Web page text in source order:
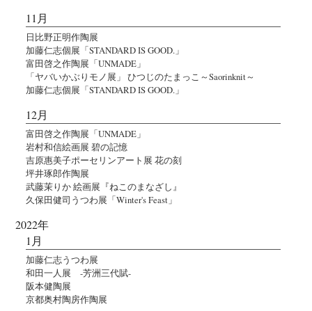
11月
日比野正明作陶展
加藤仁志個展「STANDARD IS GOOD.」
富田啓之作陶展「UNMADE」
「ヤバいかぶりモノ展」 ひつじのたまっこ～Saorinknit～
加藤仁志個展「STANDARD IS GOOD.」
12月
富田啓之作陶展「UNMADE」
岩村和信絵画展 碧の記憶
吉原惠美子ポーセリンアート展 花の刻
坪井琢郎作陶展
武藤茉りか 絵画展『ねこのまなざし』
久保田健司うつわ展「Winter's Feast」
2022年
1月
加藤仁志うつわ展
和田一人展 -芳洲三代賦-
阪本健陶展
京都奥村陶房作陶展